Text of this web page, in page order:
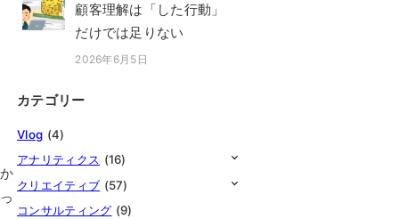
顧客理解は「した行動」
だけでは足りない
投稿日
2026年6月5日
カテゴリー
Vlog (4)
アナリティクス (16)
クリエイティブ (57)
コンサルティング (9)